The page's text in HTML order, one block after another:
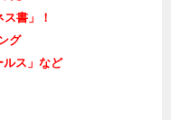
ス書」！
グ
ルス」など